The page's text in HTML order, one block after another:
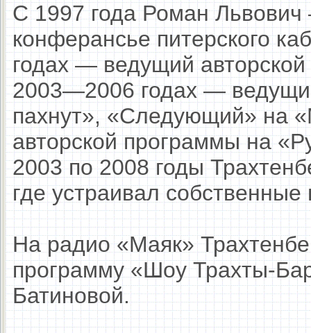
С 1997 года Роман
конферансье питерского
годах — ведущий
2003—2006 годах —
пахнут», «Следующий» на
авторской программы на
2003 по 2008 годы
где устраивал собственные
На радио «Маяк»
программу «Шоу Трахты-
Батиновой.